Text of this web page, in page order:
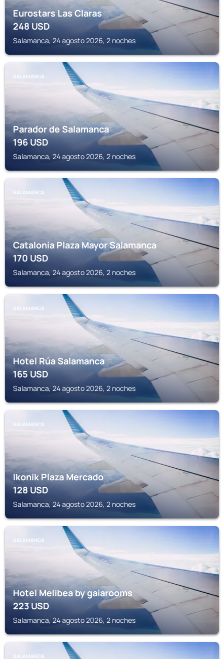
Eurostars Las Claras
248USD
Salamanca, 24 agosto 2026, 2 noches
SALAMANCA
Parador de Salamanca
196USD
Salamanca, 24 agosto 2026, 2 noches
SALAMANCA
Catalonia Plaza Mayor Salamanca
170USD
Salamanca, 24 agosto 2026, 2 noches
SALAMANCA
Hotel Rúa Salamanca
165USD
Salamanca, 24 agosto 2026, 2 noches
SALAMANCA
Ikonik Plaza Mercado
128USD
Salamanca, 24 agosto 2026, 2 noches
SALAMANCA
Hotel Melibea by gaiarooms
223USD
Salamanca, 24 agosto 2026, 2 noches
SALAMANCA